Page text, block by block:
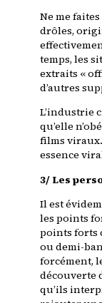
Ne me
drôles,
temps, les
extraits «
d’autres
L’industrie
qu’elle
films
essence
3/ Les
Il est
les points
points forts
ou demi-
forcément,
découverte
qu’ils